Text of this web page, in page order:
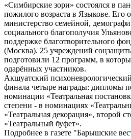
«Симбирские зори» состоялся в
пожилого возраста в Языкове. Его
министерство семейной,
социального благополучия
поддержке благотворительного
(Москва). 25 учреждений
подготовили 12 программ, в
одарённых участников.
Акшуатский
финала четыре награды: дипломы
номинации «Театральная
степени - в номинациях
«Театральная декорация», второй
«Театральный буфет».
Подробнее в газете "Барышские